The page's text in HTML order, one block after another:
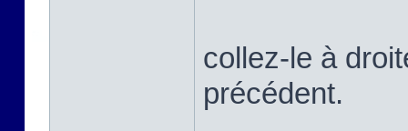
collez-le à
précédent.